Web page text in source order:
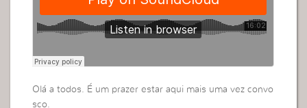
Olá a todos. É um prazer estar aqui mais uma vez convo
sco.